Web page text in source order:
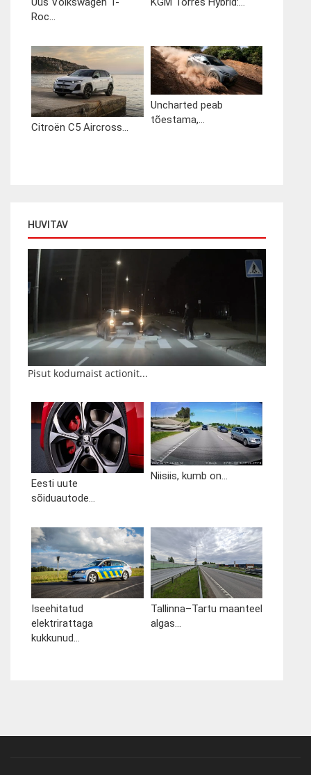
Roc...
Citroën C5 Aircross...
Uncharted peab
tõestama,...
HUVITAV
Pisut kodumaist actionit...
Eesti uute
sõiduautode...
Niisiis, kumb on...
Iseehitatud
elektrirattaga
kukkunud...
Tallinna–Tartu maanteel
algas...